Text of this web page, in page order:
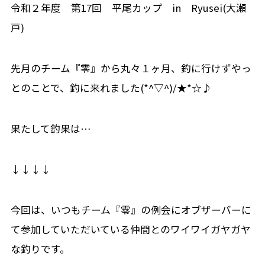
令和２年度 第17回 平尾カップ in Ryusei(大瀬
戸)
先月のチーム『零』から丸々１ヶ月、釣に行けずやっ
とのことで、釣に来れました(*^▽^)/★*☆♪
果たして釣果は…
↓↓↓↓
今回は、いつもチーム『零』の例会にオブザーバーに
て参加していただいている仲間とのワイワイガヤガヤ
な釣りです。